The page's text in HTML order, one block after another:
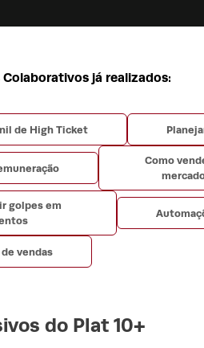
já realizados:
de High Ticket
Como
golpes em
vendas
do Plat 10+